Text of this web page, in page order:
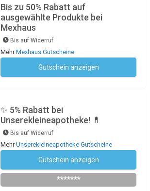
Bis zu 50% Rabatt auf
ausgewählte Produkte bei
Mexhaus
Bis auf Widerruf
MehrMexhaus Gutscheine
Gutschein anzeigen
✨ 5% Rabatt bei
Unserekleineapotheke! 💊
Bis auf Widerruf
MehrUnserekleineapotheke Gutscheine
Gutschein anzeigen
*******